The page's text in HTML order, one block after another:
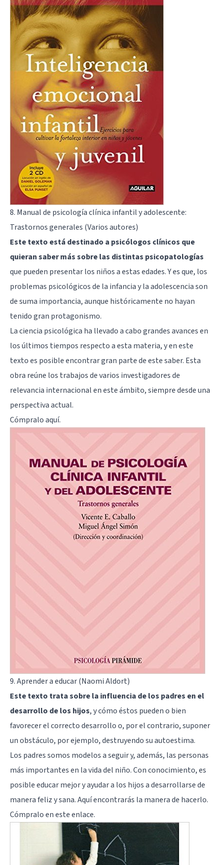
8. Manual de psicología clínica infantil y adolescente:
Trastornos generales (Varios autores)
Este texto está destinado a psicólogos clínicos que
quieran saber más sobre las distintas psicopatologías
que pueden presentar los niños a estas edades. Y es que, los
problemas psicológicos de la infancia y la adolescencia son
de suma importancia, aunque históricamente no hayan
tenido gran protagonismo.
La ciencia psicológica ha llevado a cabo grandes avances en
los últimos tiempos respecto a esta materia, y en este
texto es posible encontrar gran parte de este saber. Esta
obra reúne los trabajos de varios investigadores de
relevancia internacional en este ámbito, siempre desde una
perspectiva actual.
Cómpraloaquí.
9. Aprender a educar (Naomi Aldort)
Este texto trata sobre la influencia de los padres en el
desarrollo de los hijos, y cómo éstos pueden o bien
favorecer el correcto desarrollo o, por el contrario, suponer
un obstáculo, por ejemplo, destruyendo su autoestima.
Los padres somos modelos a seguir y, además, las personas
más importantes en la vida del niño. Con conocimiento, es
posible educar mejor y ayudar a los hijos a desarrollarse de
manera feliz y sana. Aquí encontrarás la manera de hacerlo.
Cómpralo eneste enlace.